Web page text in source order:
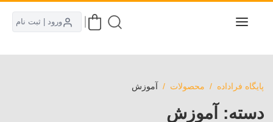
ورود | ثبت نام
پایگاه فراداده محصولات آموزش
دسته: آموزش